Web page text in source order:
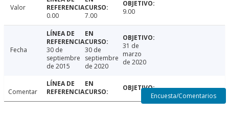
Valor
0.00
7.00 9.00
Fecha
30 de
septiembre
de 2015
30 de
septiembre
de 2020
31 de
marzo
de 2020
Comentar Encuesta/Comentarios